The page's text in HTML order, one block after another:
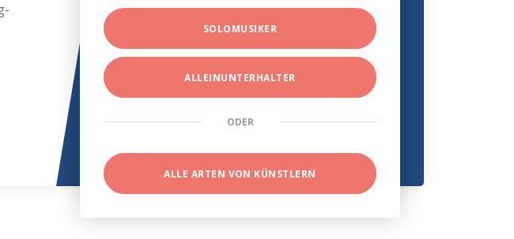
SOLOMUSIKER
ALLEINUNTERHALTER
ODER
ALLE ARTEN VON KÜNSTLERN